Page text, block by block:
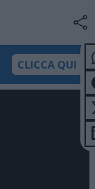
CLICCA QUI